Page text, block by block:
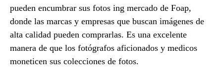
pueden encumbrar sus fotos ing mercado de Foap,
donde las marcas y empresas que buscan imágenes de
alta calidad pueden comprarlas. Es una excelente
manera de que los fotógrafos aficionados y medicos
moneticen sus colecciones de fotos.